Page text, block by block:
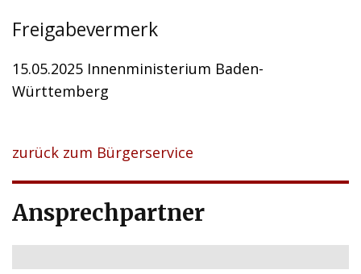
Freigabevermerk
15.05.2025 Innenministerium Baden-
Württemberg
zurück zum Bürgerservice
Ansprechpartner